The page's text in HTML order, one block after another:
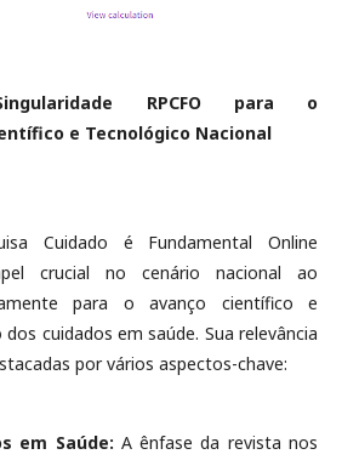
RPCFO para o
e Tecnológico Nacional
Cuidado é Fundamental Online
crucial no cenário nacional ao
para o avanço científico e
cuidados em saúde. Sua relevância
por vários aspectos-chave:
em Saúde: A ênfase da revista nos